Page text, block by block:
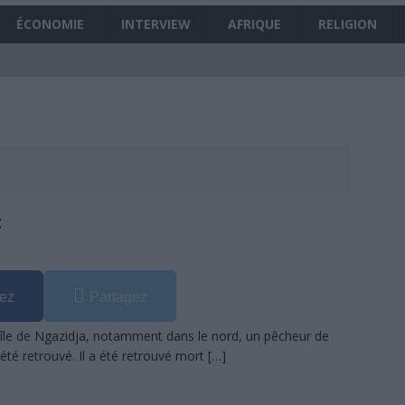
que l’initiative « la Ceinture et la Route » va permettre de relever
vers une possible assistance financière d’urgence du FMI aux Comores
ÉCONOMIE INTERVIEW AFRIQUE RELIGION
Partagez
de Ngazidja, notamment dans le nord, un pêcheur de
retrouvé. Il a été retrouvé mort […]